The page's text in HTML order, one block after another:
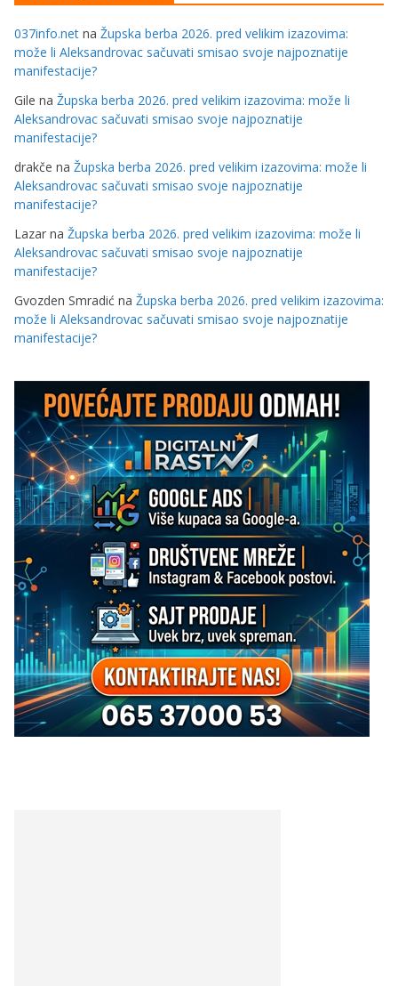
037info.net na Župska berba 2026. pred velikim izazovima:
može li Aleksandrovac sačuvati smisao svoje najpoznatije
manifestacije?
Gile na Župska berba 2026. pred velikim izazovima: može li
Aleksandrovac sačuvati smisao svoje najpoznatije
manifestacije?
drakče na Župska berba 2026. pred velikim izazovima: može li
Aleksandrovac sačuvati smisao svoje najpoznatije
manifestacije?
Lazar na Župska berba 2026. pred velikim izazovima: može li
Aleksandrovac sačuvati smisao svoje najpoznatije
manifestacije?
Gvozden Smradić na Župska berba 2026. pred velikim izazovima:
može li Aleksandrovac sačuvati smisao svoje najpoznatije
manifestacije?